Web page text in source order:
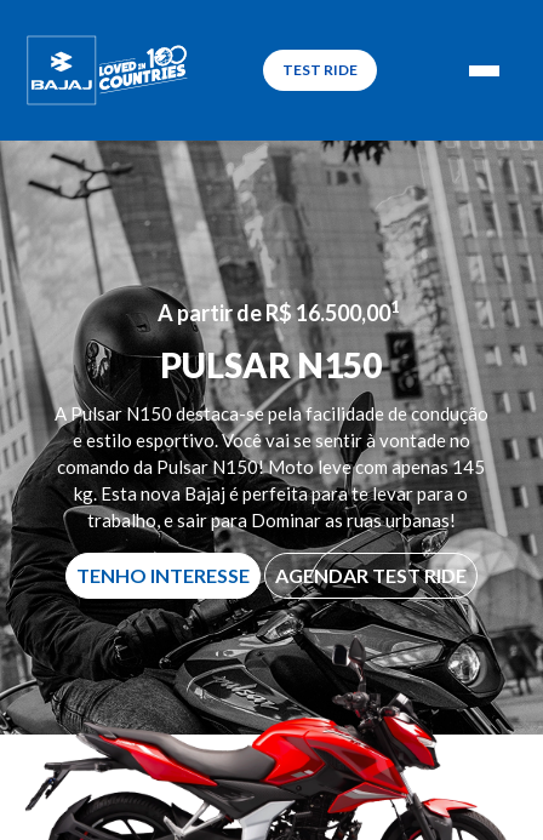
TEST RIDE
A partir de R$ 16.500,001
PULSAR N150
A Pulsar N150 destaca-se pela facilidade de condução
e estilo esportivo. Você vai se sentir à vontade no
comando da Pulsar N150! Moto leve com apenas 145
kg. Esta nova Bajaj é perfeita para te levar para o
trabalho, e sair para Dominar as ruas urbanas!
TENHO INTERESSE AGENDAR TEST RIDE